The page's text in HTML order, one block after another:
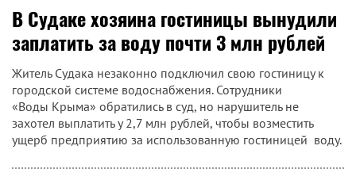
В Судаке хозяина гостиницы вынудили
заплатить за воду почти 3 млн рублей
Житель Судака незаконно подключил свою гостиницу к
городской системе водоснабжения. Сотрудники
«Воды Крыма» обратились в суд, но нарушитель не
захотел выплатить у 2,7 млн рублей, чтобы возместить
ущерб предприятию за использованную гостиницей воду.